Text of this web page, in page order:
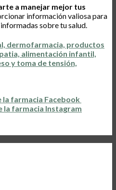
a manejar mejor tus
información valiosa para
sobre tu salud.
dermofarmacia, productos
alimentación infantil,
y toma de tensión,
Facebook
Instagram